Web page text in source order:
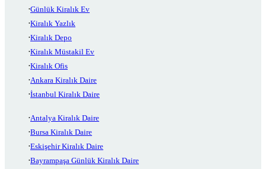
Günlük Kiralık Ev
Kiralık Yazlık
Kiralık Depo
Kiralık Müstakil Ev
Kiralık Ofis
Ankara Kiralık Daire
İstanbul Kiralık Daire
Antalya Kiralık Daire
Bursa Kiralık Daire
Eskişehir Kiralık Daire
Bayrampaşa Günlük Kiralık Daire